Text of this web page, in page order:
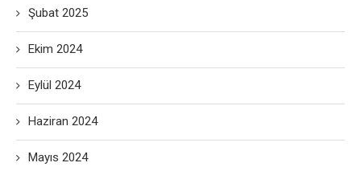
Şubat 2025
Ekim 2024
Eylül 2024
Haziran 2024
Mayıs 2024